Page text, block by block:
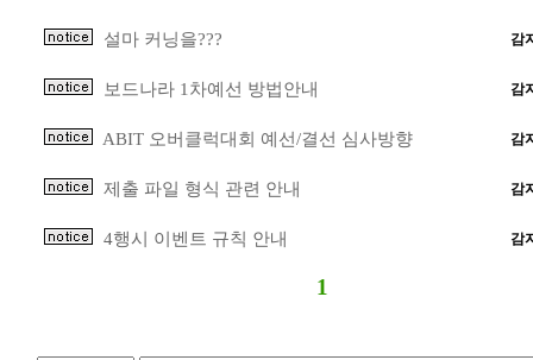
설마 커닝을??? 감
보드나라 1차예선 방법안내 감
ABIT 오버클럭대회 예선/결선 심사방향 감
제출 파일 형식 관련 안내 감
4행시 이벤트 규칙 안내 감
1